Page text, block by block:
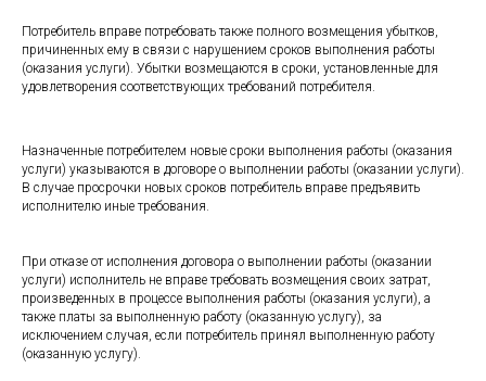
Потребитель вправе потребовать также полного возмещения убытков,
причиненных ему в связи с нарушением сроков выполнения работы
(оказания услуги). Убытки возмещаются в сроки, установленные для
удовлетворения соответствующих требований потребителя.
Назначенные потребителем новые сроки выполнения работы (оказания
услуги) указываются в договоре о выполнении работы (оказании услуги).
В случае просрочки новых сроков потребитель вправе предъявить
исполнителю иные требования.
При отказе от исполнения договора о выполнении работы (оказании
услуги) исполнитель не вправе требовать возмещения своих затрат,
произведенных в процессе выполнения работы (оказания услуги), а
также платы за выполненную работу (оказанную услугу), за
исключением случая, если потребитель принял выполненную работу
(оказанную услугу).